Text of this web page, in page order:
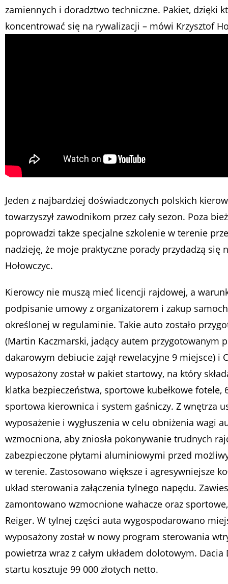
zamiennych i doradztwo techniczne. Pakiet, dzięki
koncentrować się na rywalizacji – mówi Krzysztof
Jeden z najbardziej doświadczonych polskich
towarzyszył zawodnikom przez cały sezon. Poza
poprowadzi także specjalne szkolenie w terenie
nadzieję, że moje praktyczne porady przydadzą się
Hołowczyc.
Kierowcy nie muszą mieć licencji rajdowej, a
podpisanie umowy z organizatorem i zakup
określonej w regulaminie. Takie auto zostało
(Martin Kaczmarski, jadący autem przygotowanym
dakarowym debiucie zajął rewelacyjne 9 miejsce) i
wyposażony został w pakiet startowy, na który
klatka bezpieczeństwa, sportowe kubełkowe
sportowa kierownica i system gaśniczy. Z wnętrza
wyposażenie i wygłuszenia w celu obniżenia wagi
wzmocniona, aby zniosła pokonywanie trudnych
zabezpieczone płytami aluminiowymi przed
w terenie. Zastosowano większe i agresywniejsze
układ sterowania załączenia tylnego napędu.
zamontowano wzmocnione wahacze oraz
Reiger. W tylnej części auta wygospodarowano
wyposażony został w nowy program sterowania
powietrza wraz z całym układem dolotowym.
startu kosztuje 99 000 złotych netto.